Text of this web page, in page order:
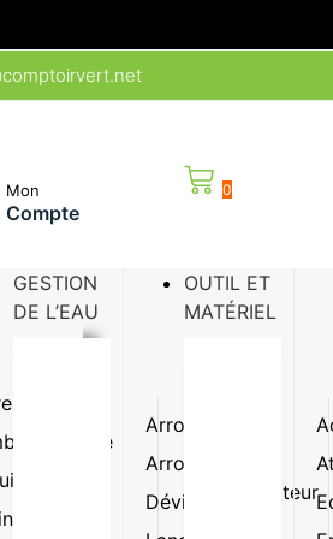
Mon
Compte
0
Semence
GESTION
DE L’EAU
Arroseur
Arrosoir
DévidoirPulvérisateur
OUTIL ET
MATÉRIEL